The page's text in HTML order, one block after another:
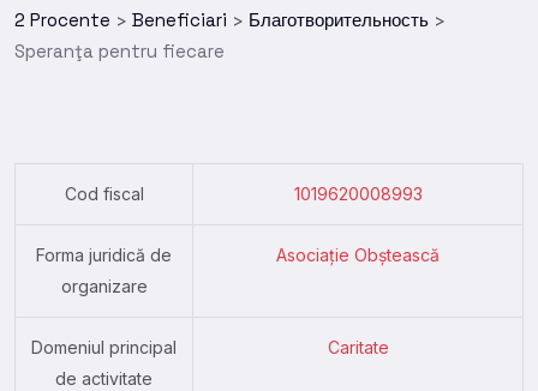
2 Procente > Beneficiari > Благотворительность >
Speranţa pentru fiecare
Cod fiscal 1019620008993
Forma juridică de
organizare
Asociație Obștească
Domeniul principal
de activitate
Caritate